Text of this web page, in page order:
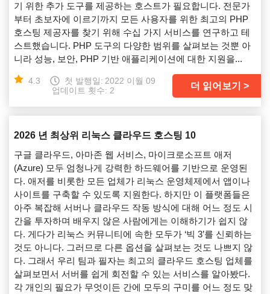
기 위한 추가 도구를 제공하는 호스트가 필요합니다. 전문가
부터 초보자에 이르기까지 모든 사용자를 위한 최고의 PHP
호스팅 제공자를 찾기 위해 수십 가지 서비스를 연구하고 테
스트했습니다. PHP 도구의 다양한 범위를 살펴보는 것뿐 아
니라 성능, 보안, PHP 기반 애플리케이션에 대한 지원을...
4.3 첫 발행일: 2022 이월 09
업데이트 횟수: 2
더 읽어보기
2026 년 최상위 리눅스 클라우드 호스팅 10
구글 클라우드, 아마존 웹 서비스, 마이크로소프트 애저
(Azure) 모두 엄청나게 강력한 하드웨어를 기반으로 운영된
다. 애저를 비롯한 모든 업체가 리눅스 운영체제에서 앱이나
사이트를 구축할 수 있도록 지원한다. 하지만 이 플랫폼들은
아주 복잡해 서버나 클라우드 작동 방식에 대해 어느 정도 시
간을 투자하며 배우지 않은 사람에게는 이해하기가 쉽지 않
다. 게다가 리눅스 커뮤니티에 속한 모두가 ‘빅 3’를 신뢰하는
것도 아니다. 그러므로 다른 옵션을 살펴보는 것도 나쁘지 않
다. 그래서 우리 팀과 필자는 최고의 클라우드 호스팅 업체를
살펴보면서 서버를 쉽게 회전할 수 있는 서비스를 알아봤다.
각 개인의 필요가 무엇이든 간에 모두의 구미를 어느 정도 맞